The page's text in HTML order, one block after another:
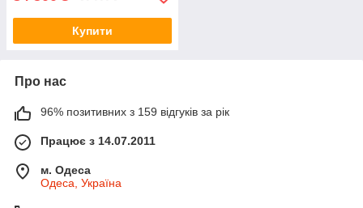
Купити
Про нас
96% позитивних з 159 відгуків за рік
Працює з 14.07.2011
м. Одеса
Одеса, Україна